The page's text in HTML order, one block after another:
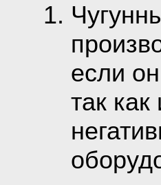
если
так